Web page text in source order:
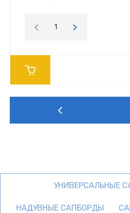
УНИВЕРСАЛЬНЫЕ
НАДУВНЫЕ САПБОРДЫ